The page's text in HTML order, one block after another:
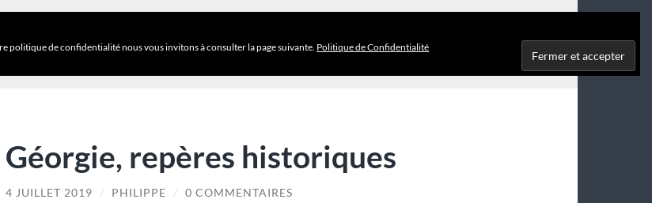
CATÉGORIE :HISTOIRE
Géorgie, repères historiques
4 JUILLET 2019 / PHILIPPE / 0 COMMENTAIRES
politique de confidentialité nous vous invitons à consulter la page suivante. Politique de Confidentialité